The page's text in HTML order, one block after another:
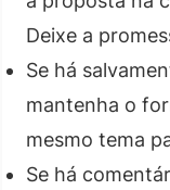
Deixe a
Se há
mantenha o
mesmo tema
Se há